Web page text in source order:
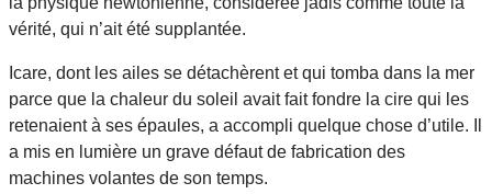
vérité, qui n’ait été supplantée.
Icare, dont les ailes se détachèrent et qui tomba dans la mer
parce que la chaleur du soleil avait fait fondre la cire qui les
retenaient à ses épaules, a accompli quelque chose d’utile. Il
a mis en lumière un grave défaut de fabrication des
machines volantes de son temps.